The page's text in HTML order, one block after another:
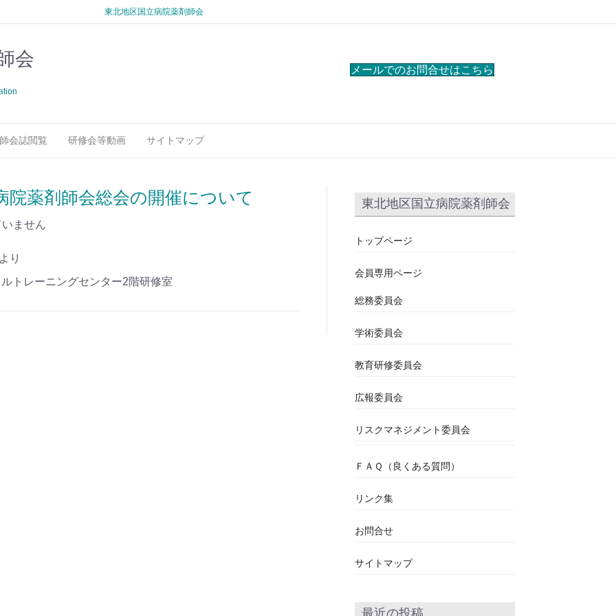
東北地区国立病院薬剤師会
会
メールでのお問合せはこちら
会誌閲覧 研修会等動画 サイトマップ
院薬剤師会総会の開催について
ません
り
トレーニングセンター2階研修室
東北地区国立病院薬剤師会
トップページ
会員専用ページ
総務委員会
学術委員会
教育研修委員会
広報委員会
リスクマネジメント委員会
ＦＡＱ（良くある質問）
リンク集
お問合せ
サイトマップ
最近の投稿